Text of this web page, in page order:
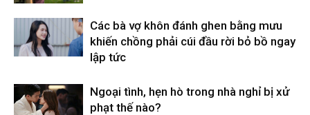
Các bà vợ khôn đánh ghen bằng mưu
khiến chồng phải cúi đầu rời bỏ bồ ngay
lập tức
Ngoại tình, hẹn hò trong nhà nghỉ bị xử
phạt thế nào?